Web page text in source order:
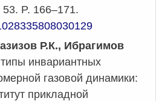
P. 166–171.
Р.К., Ибрагимов
инвариантных
газовой динамики:
прикладной